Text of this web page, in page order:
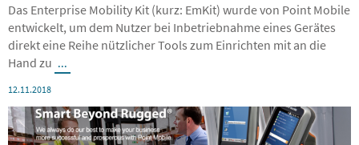
Das Enterprise Mobility Kit (kurz: EmKit) wurde von Point Mobile
entwickelt, um dem Nutzer bei Inbetriebnahme eines Gerätes
direkt eine Reihe nützlicher Tools zum Einrichten mit an die
Hand zu ...
12.11.2018